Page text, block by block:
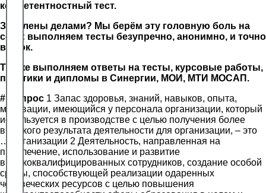
компетентностный тест.
Завалены делами? Мы берём эту головную боль на
себя: выполняем тесты безупречно, анонимно, и точно
в срок.
Так же выполняем ответы на тесты, курсовые работы,
практики и дипломы в Синергии, МОИ, МТИ МОСАП.
#
Вопрос 1 Запас здоровья, знаний, навыков, опыта,
мотивации, имеющийся у персонала организации, который
используется в производстве с целью получения более
высокого результата деятельности для организации, – это
… организации 2 Деятельность, направленная на
привлечение, использование и развитие
высококвалифицированных сотрудников, создание особой
среды, способствующей реализации одаренных
человеческих ресурсов с целью повышения